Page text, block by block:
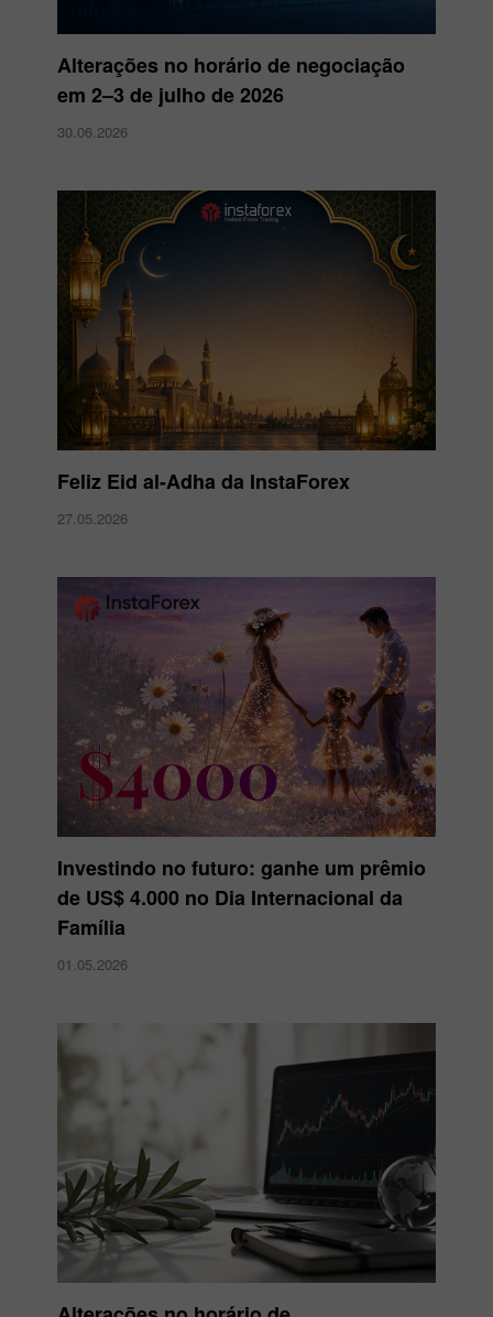
Alterações no horário de negociação
em 2–3 de julho de 2026
30.06.2026
Feliz Eid al-Adha da InstaForex
27.05.2026
Investindo no futuro: ganhe um prêmio
de US$ 4.000 no Dia Internacional da
Família
01.05.2026